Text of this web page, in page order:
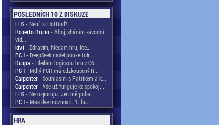
POSLEDNÍCH 10 Z DISKUZE
LHS- Není to HotRod?
Roberto Bruno- Ahoj, sháním závodní
vid...
kiwi - Zdravim, hledam hru, kte...
PCH- DeepSeek našel pouze toh...
Kuppa - Hledám logickou hru z C6...
PCH- Mdlý PCH má odzkoušený R...
Carpenter- Souhlasím s Patrikem a k...
Carpenter- Vše už funguje ke spokoj...
LHS- Nerozporuju. Jen mě poba...
PCH- Mas dve moznosti. 1. bu...
HRA